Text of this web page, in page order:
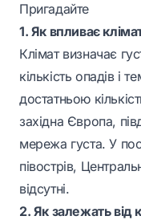
Пригадайте
1. Як впливає
Клімат визначає
кількість опадів і
достатньою
західна Європа,
мережа густа. У
півострів,
відсутні.
2. Як залежать від